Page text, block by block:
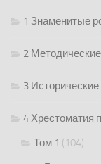
1 Знаменитые
2
3
4 Хрестоматия
Том 1 (104)